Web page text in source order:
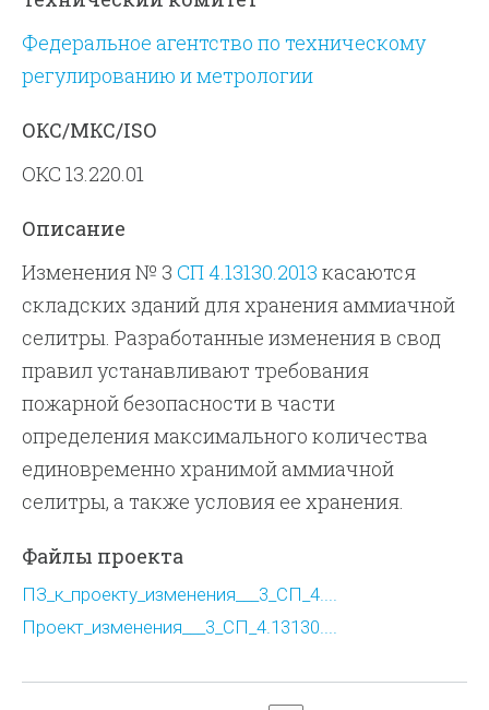
Федеральное агентство по техническому
регулированию и метрологии
ОКС/МКС/ISO
ОКС 13.220.01
Описание
Изменения № 3СП 4.13130.2013 касаются
складских зданий для хранения аммиачной
селитры. Разработанные изменения в свод
правил устанавливают требования
пожарной безопасности в части
определения максимального количества
единовременно хранимой аммиачной
селитры, а также условия ее хранения.
Файлы проекта
ПЗ_к_проекту_изменения___3_СП_4....
Проект_изменения___3_СП_4.13130....